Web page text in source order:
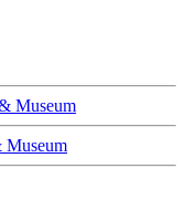
Museum
Museum